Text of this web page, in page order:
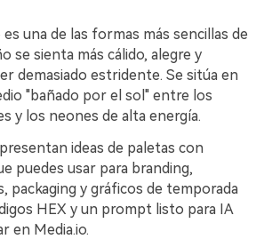
una de las formas más sencillas de
se sienta más cálido, alegre y
demasiado estridente. Se sitúa en
"bañado por el sol" entre los
y los neones de alta energía.
ideas de paletas con
puedes usar para branding,
packaging y gráficos de temporada
HEX y un prompt listo para IA
en Media.io.